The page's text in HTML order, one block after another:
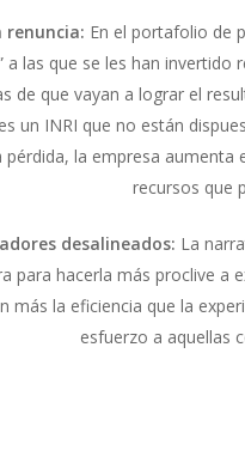
renuncia: En el portafolio de
a las que se les han
de que vayan a lograr el
un INRI que no están
pérdida, la empresa
recursos que
desalineados: La
para hacerla más proclive a
más la eficiencia que la
esfuerzo a aquellas